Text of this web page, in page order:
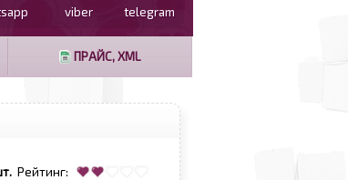
viber telegram
ПРАЙС, XML
Рейтинг: